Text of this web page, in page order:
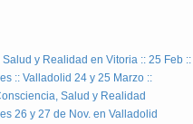
y Realidad en Vitoria :: 25 Feb ::
:: Valladolid 24 y 25 Marzo ::
Salud y Realidad
26 y 27 de Nov. en Valladolid